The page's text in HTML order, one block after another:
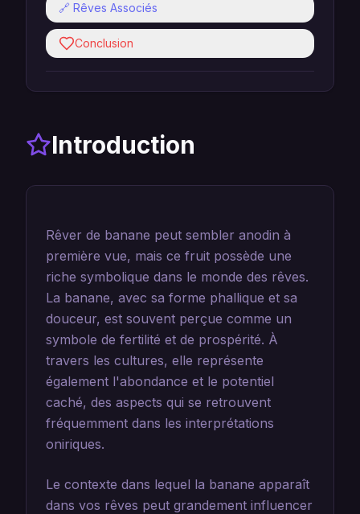
🔗 Rêves Associés
Conclusion
Introduction
Rêver de banane peut sembler anodin à
première vue, mais ce fruit possède une
riche symbolique dans le monde des rêves.
La banane, avec sa forme phallique et sa
douceur, est souvent perçue comme un
symbole de fertilité et de prospérité. À
travers les cultures, elle représente
également l'abondance et le potentiel
caché, des aspects qui se retrouvent
fréquemment dans les interprétations
oniriques.
Le contexte dans lequel la banane apparaît
dans vos rêves peut grandement influencer